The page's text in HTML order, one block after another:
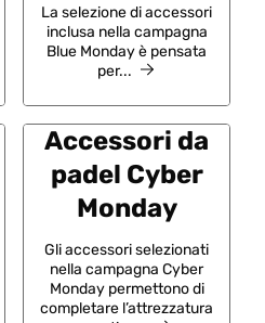
La selezione di accessori
inclusa nella campagna
Blue Monday è pensata
per...
Accessori da
padel Cyber
Monday
Gli accessori selezionati
nella campagna Cyber
Monday permettono di
completare l’attrezzatura